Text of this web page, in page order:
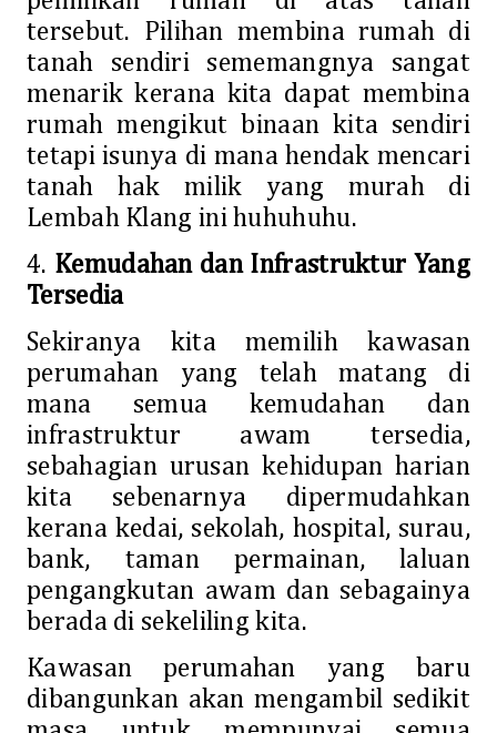
tersebut. Pilihan membina rumah di
tanah sendiri sememangnya sangat
menarik kerana kita dapat membina
rumah mengikut binaan kita sendiri
tetapi isunya di mana hendak mencari
tanah hak milik yang murah di
Lembah Klang ini huhuhuhu.
4. Kemudahan dan Infrastruktur Yang
Tersedia
Sekiranya kita memilih kawasan
perumahan yang telah matang di
mana semua kemudahan dan
infrastruktur awam tersedia,
sebahagian urusan kehidupan harian
kita sebenarnya dipermudahkan
kerana kedai, sekolah, hospital, surau,
bank, taman permainan, laluan
pengangkutan awam dan sebagainya
berada di sekeliling kita.
Kawasan perumahan yang baru
dibangunkan akan mengambil sedikit